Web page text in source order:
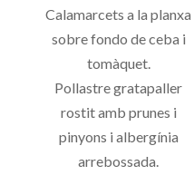
Calamarcets a la planxa
sobre fondo de ceba i
tomàquet.
Pollastre gratapaller
rostit amb prunes i
pinyons i albergínia
arrebossada.